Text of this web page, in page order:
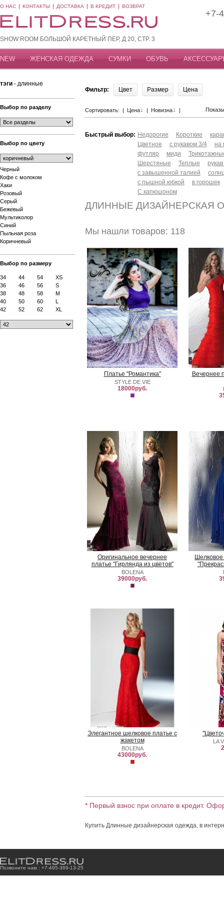
О НАС КОНТАКТЫ ДОСТАВКА В КРЕДИТ ВОЗВРАТ
SHOW ROOM БОЛЬШОЙ КАРЕТНЫЙ ПЕР, Д 20, СТР. 3
+7-
NEW ЖЕНСКАЯ ОДЕЖДА СУМКИ ОБУВЬ
тэги - длинные
Выбор по разделу
Выбор по цвету
Черный
Кофе с молоком
Хаки
Розовый
Серый
Бежевый
Мультиколор
Синий
Пыльная роза
Коричневый
Выбор по размеру
34 44 54
XS
36
46 56
S
38
48 58
M
40
50 60
L
42
52 62 XL
Фильтр: Цвет Размер Цена
Сортировать: | Цена↓ | Новизна↓ |
Быстрый выбор: Недорогие Короткие
Цветное
с рукавом 3/4
на
футляр
миди
Шерстяные
Теплые
с завышенной талией
с пышной юбкой
в горошек
С капюшоном
ДЛИННЫЕ ДИЗАЙНЕРСКАЯ
Мы нашли товаров: 118
Платье "Романтика"
STYLE DE VIE
18000руб.
Вечернее
Оригинальное вечернее
платье "Гирлянда из цветов"
BOLENA
39000руб.
Элегантное шелковое платье с
жакетом
BOLENA
43000руб.
LA
* Первый взнос при оплате в кредит.
Купить Длинные дизайнерская одежда, в
Позвоните нам : +7-495-369-13-25